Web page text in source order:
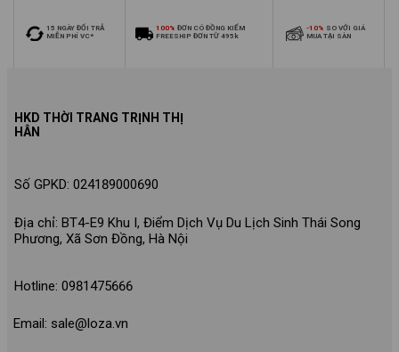
15 NGÀY ĐỔI TRẢ
MIỄN PHÍ VC*
100% ĐƠN CÓ ĐỒNG KIỂM
FREESHIP ĐƠN TỪ 495k
-10% SO VỚI GIÁ
MUA TẠI SÀN
HKD THỜI TRANG TRỊNH THỊ
HÂN
Số GPKD: 024189000690
Địa chỉ: BT4-E9 Khu I, Điểm Dịch Vụ Du Lịch Sinh Thái Song
Phương, Xã Sơn Đồng, Hà Nội
Hotline: 0981475666
Email: sale@loza.vn